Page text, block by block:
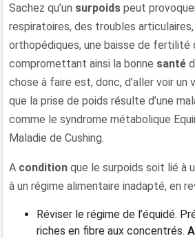
Sachez qu’un surpoids peut
respiratoires, des troubles
orthopédiques, une baisse de fertilité
compromettant ainsi la bonne santé
chose à faire est, donc, d’aller voir un
que la prise de poids résulte d’une
comme le syndrome métabolique
Maladie de Cushing.
A condition que le surpoids soit lié à
à un régime alimentaire inadapté, en
Réviser le régime de l’équidé.
riches en fibre aux concentrés.